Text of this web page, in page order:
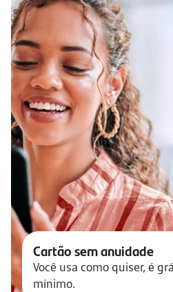
Cartão sem anuidade
Você usa como quiser, é
mínimo.